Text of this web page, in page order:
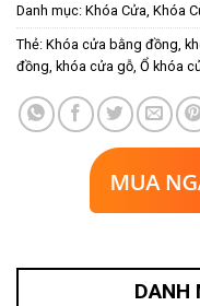
Danh mục: Khóa Cửa Khóa
Thẻ: Khóa cửa bằng đồng
đồng khóa cửa gỗ Ổ khóa
DANH